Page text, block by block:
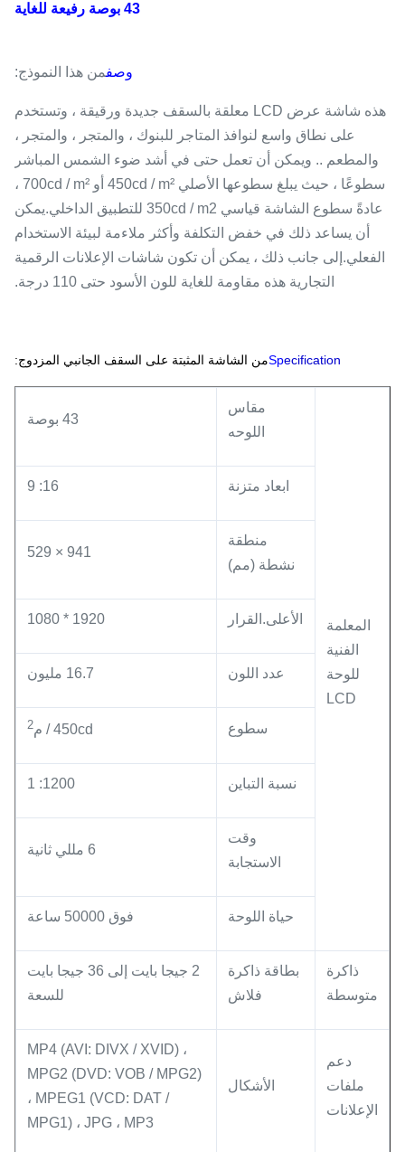
43 بوصة رفيعة للغاية
وصفمن هذا النموذج:
هذه شاشة عرض LCD معلقة بالسقف جديدة ورقيقة ، وتستخدم
على نطاق واسع لنوافذ المتاجر للبنوك ، والمتجر ، والمتجر ،
والمطعم .. ويمكن أن تعمل حتى في أشد ضوء الشمس المباشر
سطوعًا ، حيث يبلغ سطوعها الأصلي 450cd / m² أو 700cd / m² ،
عادةً سطوع الشاشة قياسي 350cd / m2 للتطبيق الداخلي.يمكن
أن يساعد ذلك في خفض التكلفة وأكثر ملاءمة لبيئة الاستخدام
الفعلي.إلى جانب ذلك ، يمكن أن تكون شاشات الإعلانات الرقمية
التجارية هذه مقاومة للغاية للون الأسود حتى 110 درجة.
Specification من الشاشة المثبتة على السقف الجانبي المزدوج:
المعلمة
الفنية
للوحة
LCD
مقاس
اللوحه
43 بوصة
ابعاد متزنة 16: 9
منطقة
نشطة (مم)
941 × 529
الأعلى.القرار 1920 * 1080
عدد اللون 16.7 مليون
سطوع 450cd / م 2
نسبة التباين 1200: 1
وقت
الاستجابة
6 مللي ثانية
حياة اللوحة فوق 50000 ساعة
ذاكرة
متوسطة
بطاقة ذاكرة
فلاش
2 جيجا بايت إلى 36 جيجا بايت
للسعة
دعم
ملفات
الإعلانات
الأشكال
MP4 (AVI: DIVX / XVID) ،
MPG2 (DVD: VOB / MPG2)
، MPEG1 (VCD: DAT /
MPG1) ، JPG ، MP3